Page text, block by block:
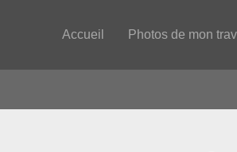
Accueil Photos de mon